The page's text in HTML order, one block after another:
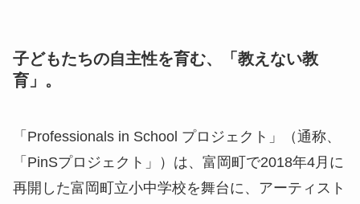
子どもたちの自主性を育む、「教えない教
育」。
「Professionals in School プロジェクト」（通称、
「PinSプロジェクト」）は、富岡町で2018年4月に
再開した富岡町立小中学校を舞台に、アーティスト